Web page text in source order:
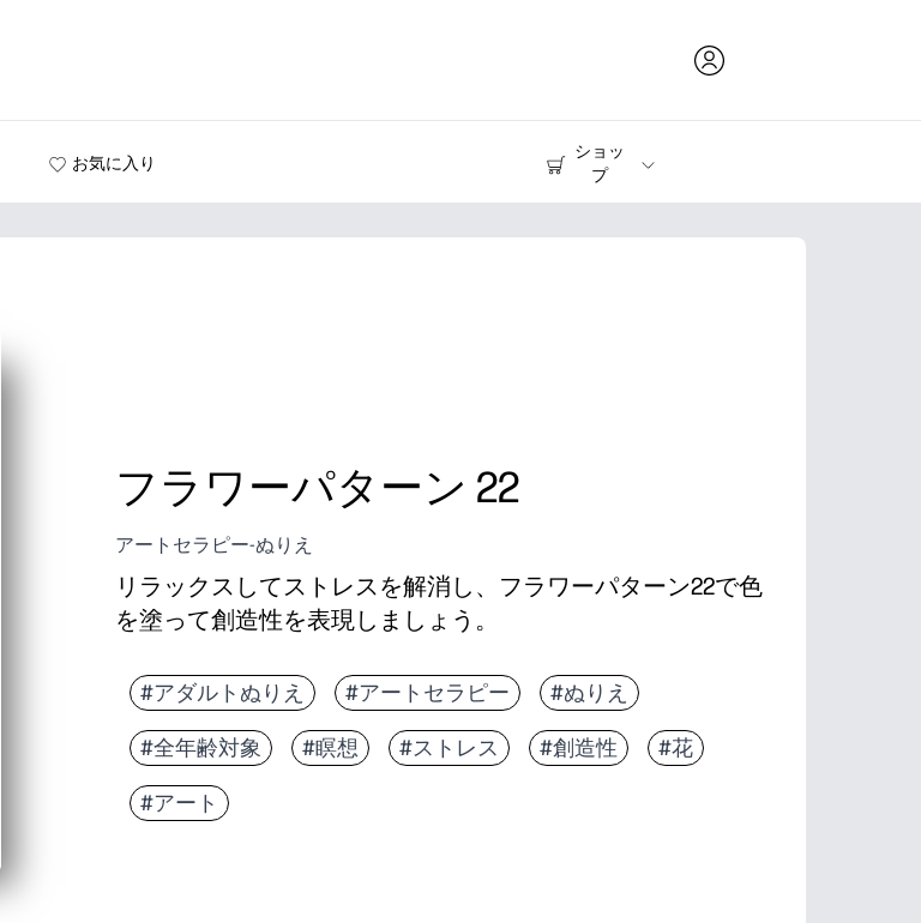
お気に入り
ショッ
プ
プリンター
フラワーパターン 22
アートセラピー-ぬりえ
リラックスしてストレスを解消し、フラワーパターン22で色
を塗って創造性を表現しましょう。
#アダルトぬりえ #アートセラピー #ぬりえ
#全年齢対象 #瞑想 #ストレス #創造性 #花
#アート